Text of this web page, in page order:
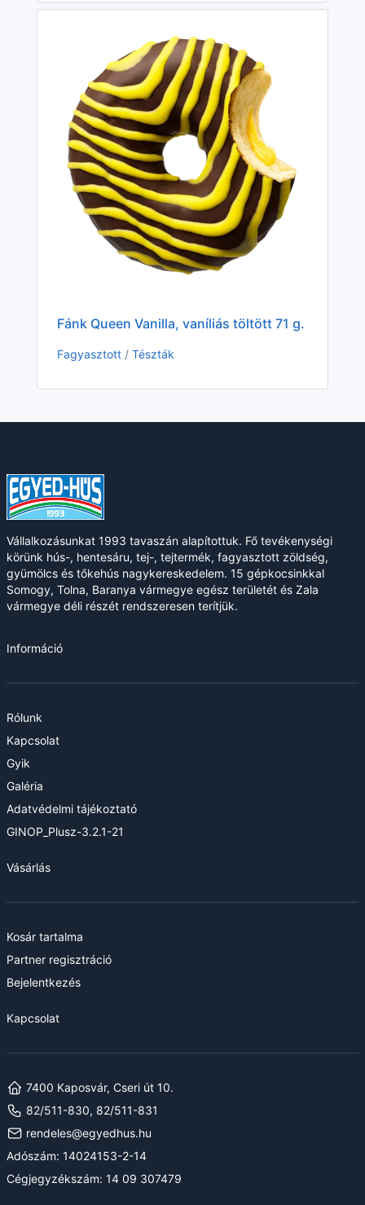
Fánk Queen Vanilla, vaníliás töltött 71 g.
Fagyasztott / Tészták
Vállalkozásunkat 1993 tavaszán alapítottuk. Fő tevékenységi
körünk hús-, hentesáru, tej-, tejtermék, fagyasztott zöldség,
gyümölcs és tőkehús nagykereskedelem. 15 gépkocsinkkal
Somogy, Tolna, Baranya vármegye egész területét és Zala
vármegye déli részét rendszeresen terítjük.
Információ
Rólunk
Kapcsolat
Gyik
Galéria
Adatvédelmi tájékoztató
GINOP_Plusz-3.2.1-21
Vásárlás
Kosár tartalma
Partner regisztráció
Bejelentkezés
Kapcsolat
7400 Kaposvár, Cseri út 10.
82/511-830, 82/511-831
rendeles@egyedhus.hu
Adószám: 14024153-2-14
Cégjegyzékszám: 14 09 307479